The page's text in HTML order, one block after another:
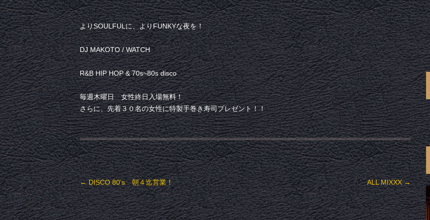
よりSOULFULに、よりFUNKYな夜を！
DJ MAKOTO / WATCH
R&B HIP HOP & 70s~80s disco
毎週木曜日 女性終日入場無料！
さらに、先着３０名の女性に特製手巻き寿司プレゼント！！
投稿ナビゲーション
←DISCO 80’s 朝４迄営業！ ALL MIXXX→